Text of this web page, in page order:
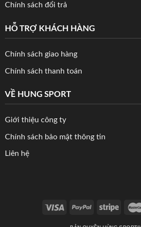
Chính sách đổi trả
HỖ TRỢ KHÁCH HÀNG
Chính sách giao hàng
Chính sách thanh toán
VỀ HUNG SPORT
Giới thiệu công ty
Chính sách bảo mật thông tin
Liên hệ